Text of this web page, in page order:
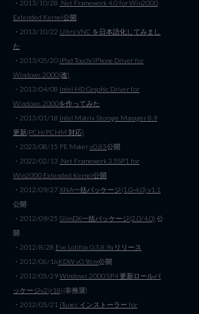
・2013/10/28 .Net Framework 4.0 for Win2000
Extended Kernel公開
・2013/10/22 Ultra VNC を日本語化してみまし
た
・2013/05/20 iPod Touch/iPhone Driver for
Windows 2000(改)
・2013/04/08 Intel HD Graphic Driver for
Windows 2000を作ってみた
・2013/01/18 Intel Matrix Storage Manager 8.9
更新(PCH/PCHM 対応)
・2023/08/15 PE Makerv0.83公開
・2022/02/13 .Net Framework 3.5SP1 for
Win2000 Extended Kernel公開
・2012/09/27XNA一括パッケージ(1.0-4.0) v1.1
公開
・2012/09/25 SlimDX一括パッケージ(2.0/4.0) 公
開
・2012/8/28 Ese Lolifox 0.3.8.9a リリース
・2012/06/16KDW v0.96m公開
・2012/05/29Windows 2000 SP4 更新ロールパ
ッケージv2(r18)(非推奨)
・2012/05/21 iTunes インストーラー for